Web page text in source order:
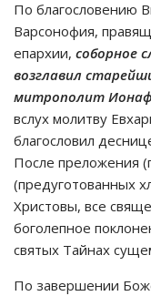
По благословению
Варсонофия,
епархии, соборное
возглавил
митрополит
вслух молитву
благословил
После преложения
(предуготованных
Христовы, все
боголепное
святых Тайнах
По завершении